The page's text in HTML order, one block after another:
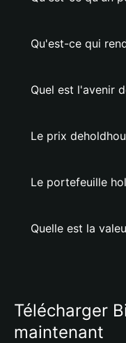
Qu'est-ce qui
Quel est l'avenir
Le prix
Le portefeuille
Quelle est la
Télécharger
maintenant